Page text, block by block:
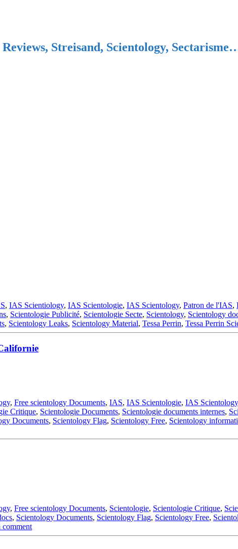
Streisand, Scientology,
, IAS Scientiology, IAS Scientologie, IAS Scientology, Patron de l'IAS,
, Scientologie Publicité, Scientologie Secte, Scientology, Scientology
, Scientology Leaks, Scientology Material, Tessa Perrin, Tessa Perrin
, Free scientology Documents, IAS, IAS Scientologie, IAS Scientology
Critique, Scientologie Documents, Scientologie documents internes,
Documents, Scientology Flag, Scientology Free, Scientology
, Free scientology Documents, Scientologie, Scientologie Critique,
, Scientology Documents, Scientology Flag, Scientology Free,
comment